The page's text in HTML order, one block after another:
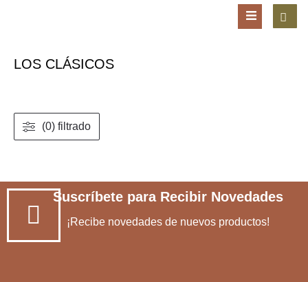
LOS CLÁSICOS
(0) filtrado
Suscríbete para Recibir Novedades
¡Recibe novedades de nuevos productos!